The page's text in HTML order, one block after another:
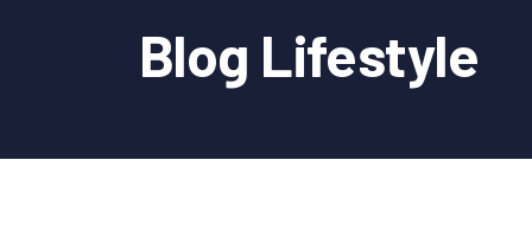
Blog Lifestyle